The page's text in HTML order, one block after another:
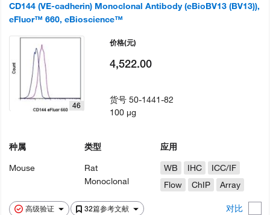
CD144 (VE-cadherin) Monoclonal Antibody (eBioBV13 (BV13)),
eFluor™ 660, eBioscience™
高级验证 32篇参考文献 对比
46
种属
Mouse
类型
Rat
Monoclonal
应用
WB
IHC
ICC/IF
Flow
ChIP Array
价格(元)
4,522.00
货号50-1441-82
100 µg